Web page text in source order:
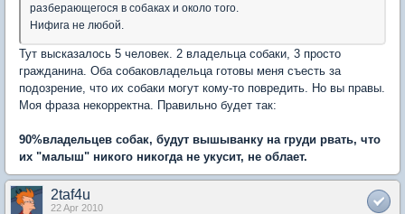
разберающегося в собаках и около того.
Нифига не любой.
Тут высказалось 5 человек. 2 владельца собаки, 3 просто
гражданина. Оба собаковладельца готовы меня съесть за
подозрение, что их собаки могут кому-то повредить. Но вы правы.
Моя фраза некорректна. Правильно будет так:
90%владельцев собак, будут вышыванку на груди рвать, что
их "малыш" никого никогда не укусит, не облает.
2taf4u
22 Apr 2010